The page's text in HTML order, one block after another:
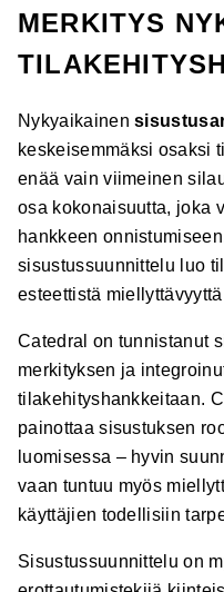
MERKITYS
Nykyaikainen
keskeisemmäksi osaksi
enää vain viimeinen
osa kokonaisuutta, joka
hankkeen
sisustussuunnittelu luo
esteettistä
Catedral on tunnistanut
merkityksen ja
tilakehityshankkeitaan.
painottaa sisustuksen
luomisessa – hyvin
vaan tuntuu myös
käyttäjien todellisiin
Sisustussuunnittelu on